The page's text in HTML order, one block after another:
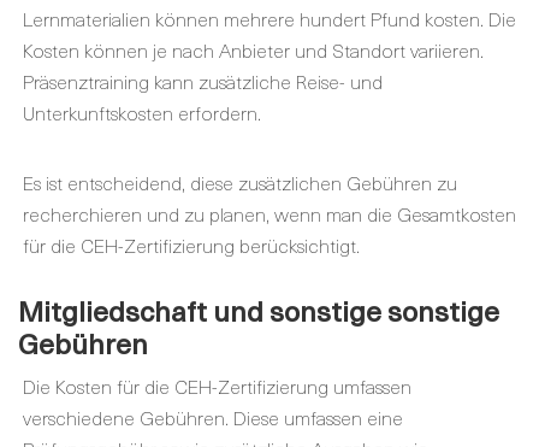
Lernmaterialien können mehrere hundert Pfund kosten. Die
Kosten können je nach Anbieter und Standort variieren.
Präsenztraining kann zusätzliche Reise- und
Unterkunftskosten erfordern.
Es ist entscheidend, diese zusätzlichen Gebühren zu
recherchieren und zu planen, wenn man die Gesamtkosten
für die CEH-Zertifizierung berücksichtigt.
Mitgliedschaft und sonstige sonstige
Gebühren
Die Kosten für die CEH-Zertifizierung umfassen
verschiedene Gebühren. Diese umfassen eine